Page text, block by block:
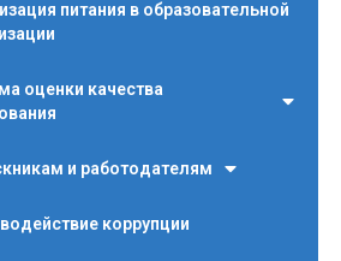
питания в образовательной
оценки качества
и работодателям
коррупции